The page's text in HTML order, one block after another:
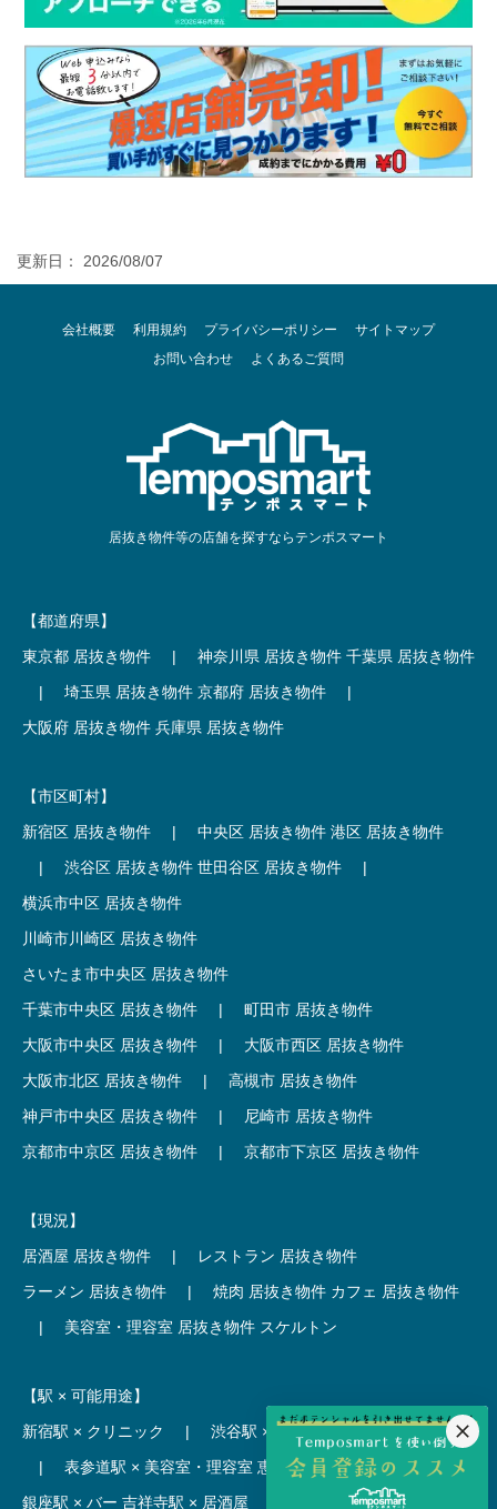
更新日： 2026/08/07
会社概要 利用規約 プライバシーポリシー
サイトマップ
お問い合わせ
よくあるご質問
居抜き物件等の店舗を探すならテンポスマート
【都道府県】
東京都 居抜き物件
| 神奈川県 居抜き物件 千葉県 居抜き物件
|
埼玉県 居抜き物件 京都府 居抜き物件
|
大阪府 居抜き物件 兵庫県 居抜き物件
【市区町村】
新宿区 居抜き物件
| 中央区 居抜き物件 港区 居抜き物件
|
渋谷区 居抜き物件 世田谷区 居抜き物件
|
横浜市中区 居抜き物件
川崎市川崎区 居抜き物件
さいたま市中央区 居抜き物件
千葉市中央区 居抜き物件
|
町田市 居抜き物件
大阪市中央区 居抜き物件
|
大阪市西区 居抜き物件
大阪市北区 居抜き物件
|
高槻市 居抜き物件
神戸市中央区 居抜き物件
|
尼崎市 居抜き物件
京都市中京区 居抜き物件
| 京都市下京区 居抜き物件
【現況】
居酒屋 居抜き物件
|
レストラン 居抜き物件
ラーメン 居抜き物件
| 焼肉 居抜き物件 カフェ 居抜き物件
|
美容室・理容室 居抜き物件 スケルトン
【駅 × 可能用途】
新宿駅 × クリニック
| 渋谷駅 × カフェ 池袋駅 × ラーメン
|
表参道駅 × 美容室・理容室 恵比寿駅 × レストラン
|
銀座駅 × バー 吉祥寺駅 × 居酒屋 麻布十番駅 × レストラン